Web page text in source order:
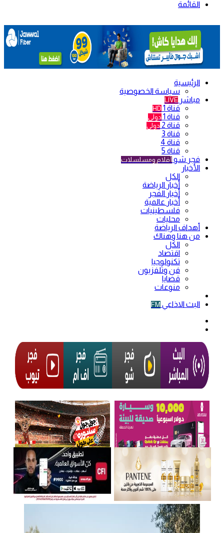
القائمة
الرئيسية
سياسة الخصوصية
مباشر LIVE
قناة 1 HD
قناة 1 دولي
قناة 2 دولي
قناة 3
قناة 4
قناة 5
فجر شو أفلام ومسلسلات
الأخبار
الكل
أخبار الرياضة
أخبار الفجر
أخبار عالمية
فلسطينيات
محليات
أهداف الرياضة
من هنا وهناك
الكل
اقتصاد
تكنولوجيا
فن وتلفزيون
قضايا
منوعات
البث الاذاعي FM